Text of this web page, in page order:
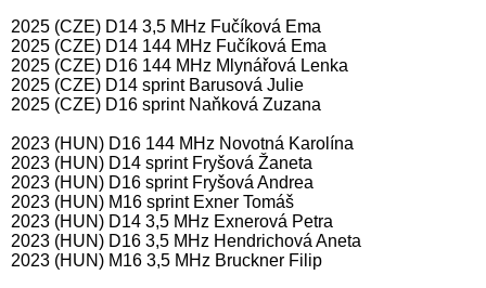
2025 (CZE) D14 3,5 MHz Fučíková Ema
2025 (CZE) D14 144 MHz Fučíková Ema
2025 (CZE) D16 144 MHz Mlynářová Lenka
2025 (CZE) D14 sprint Barusová Julie
2025 (CZE) D16 sprint Naňková Zuzana
2023 (HUN) D16 144 MHz Novotná Karolína
2023 (HUN) D14 sprint Fryšová Žaneta
2023 (HUN) D16 sprint Fryšová Andrea
2023 (HUN) M16 sprint Exner Tomáš
2023 (HUN) D14 3,5 MHz Exnerová Petra
2023 (HUN) D16 3,5 MHz Hendrichová Aneta
2023 (HUN) M16 3,5 MHz Bruckner Filip